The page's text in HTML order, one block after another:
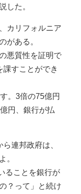
した。
カリフォルニア
がある。
悪質性を証明で
課すことができ
。3倍の75億円
円、銀行が払
連邦政府は、
。
ることを銀行が
？って」と続け